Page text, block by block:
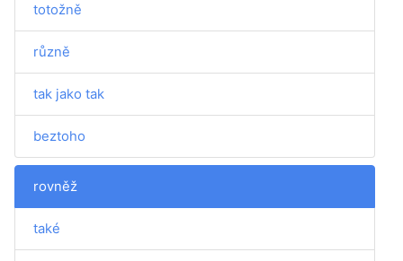
totožně
různě
tak jako tak
beztoho
rovněž
také